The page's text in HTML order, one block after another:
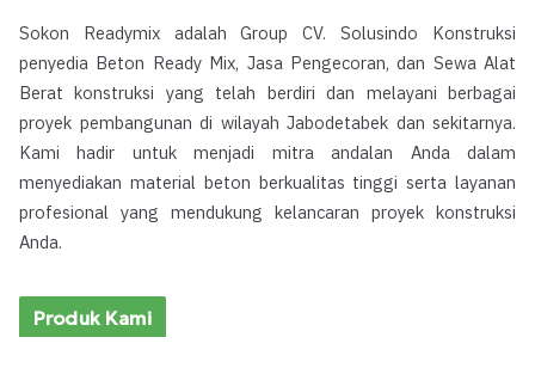
Sokon Readymix adalah Group CV. Solusindo Konstruksi
penyedia Beton Ready Mix, Jasa Pengecoran, dan Sewa Alat
Berat konstruksi yang telah berdiri dan melayani berbagai
proyek pembangunan di wilayah Jabodetabek dan sekitarnya.
Kami hadir untuk menjadi mitra andalan Anda dalam
menyediakan material beton berkualitas tinggi serta layanan
profesional yang mendukung kelancaran proyek konstruksi
Anda.
Produk Kami